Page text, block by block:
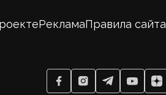
РекламаПравила сайта